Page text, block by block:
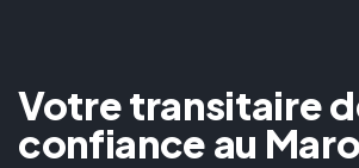
Votre transitaire
confiance au